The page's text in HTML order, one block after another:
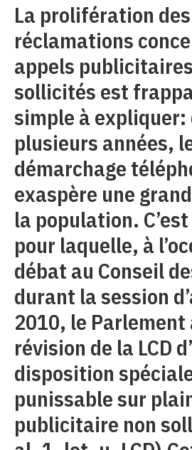
La prolifération des
réclamations
appels
sollicités est
simple à expliquer:
plusieurs années,
démarchage
exaspère une
la population.
pour laquelle, à
débat au Conseil
durant la session
2010, le Parlement
révision de la LCD
disposition
punissable sur
publicitaire non